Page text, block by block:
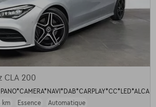
CLA 200
km Essence
Automatique